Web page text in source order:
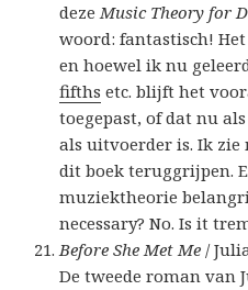
dezeMusic Theory for
woord: fantastisch!
en hoewel ik nu
fifths etc. blijft het
toegepast, of dat nu
als uitvoerder is. Ik
dit boek teruggrijpen.
muziektheorie
necessary? No. Is it
Before She Met Me /
De tweede roman van